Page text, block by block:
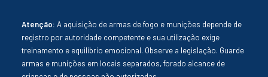
Atenção: A aquisição de armas de fogo e munições depende de
registro por autoridade competente e sua utilização exige
treinamento e equilíbrio emocional. Observe a legislação. Guarde
armas e munições em locais separados, forado alcance de